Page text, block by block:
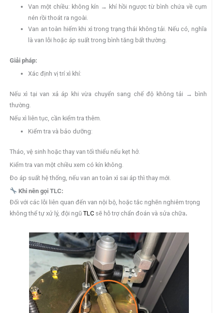
Van một chiều: không kín → khí hồi ngược từ bình chứa về cụm
nén rồi thoát ra ngoài.
Van an toàn hiếm khi xì trong trạng thái không tải. Nếu có, nghĩa
là van lỗi hoặc áp suất trong bình tăng bất thường.
Giải pháp:
Xác định vị trí xì khí:
Nếu xì tại van xả áp khi vừa chuyển sang chế độ không tải → bình
thường.
Nếu xì liên tục, cần kiểm tra thêm.
Kiểm tra và bảo dưỡng:
Tháo, vệ sinh hoặc thay van tối thiểu nếu kẹt hở.
Kiểm tra van một chiều xem có kín không.
Đo áp suất hệ thống, nếu van an toàn xì sai áp thì thay mới.
Khi nên gọi TLC:
Đối với các lỗi liên quan đến van nội bộ, hoặc tắc nghẽn nghiêm trọng
không thể tự xử lý, đội ngũ TLC sẽ hỗ trợ chẩn đoán và sửa chữa.